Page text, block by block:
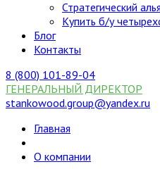
Стратегический
Купить б/у
Блог
Контакты
8 (800) 101-89-04
ГЕНЕРАЛЬНЫЙ ДИРЕКТОР
stankowood.group@yandex.ru
Главная
О компании